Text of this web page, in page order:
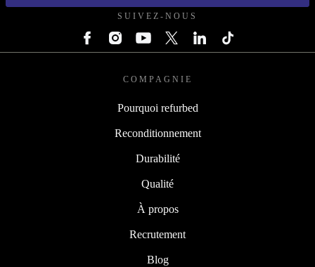
SUIVEZ-NOUS
COMPAGNIE
Pourquoi refurbed
Reconditionnement
Durabilité
Qualité
À propos
Recrutement
Blog